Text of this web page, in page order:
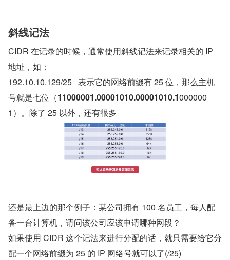
斜线记法
CIDR 在记录的时候，通常使用斜线记法来记录相关的 IP
地址，如：
192.10.10.129/25   表示它的网络前缀有 25 位，那么主机
号就是七位（11000001.00001010.00001010.1000000
1）。除了 25 以外，还有很多
还是最上边的那个例子：某公司拥有 100 名员工，每人配
备一台计算机，请问该公司应该申请哪种网段？
如果使用 CIDR 这个记法来进行分配的话，就只需要给它分
配一个网络前缀为 25 的 IP 网络号就可以了(/25)